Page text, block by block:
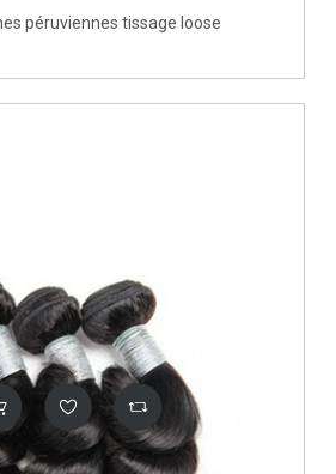
péruviennes tissage loose